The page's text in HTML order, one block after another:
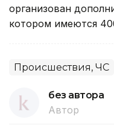
организован
котором имеются
Происшествия, ЧС
без автора
Автор